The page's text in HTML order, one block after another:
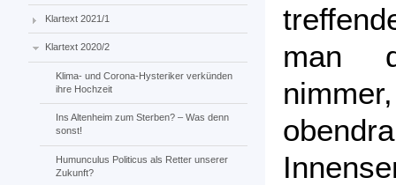
Klartext 2021/1
Klartext 2020/2
Klima- und Corona-Hysteriker verkünden
ihre Hochzeit
Ins Altenheim zum Sterben? – Was denn
sonst!
Humunculus Politicus als Retter unserer
Zukunft?
man